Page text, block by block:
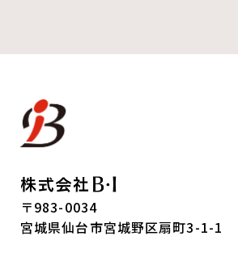
〒983-0034
宮城県仙台市宮城野区扇町3-1-1